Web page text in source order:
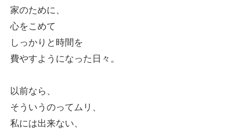
家のために、
心をこめて
しっかりと時間を
費やすようになった日々。
以前なら、
そういうのってムリ、
私には出来ない、